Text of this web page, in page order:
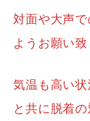
対面や大声
ようお願い致
気温も高い
と共に脱着の